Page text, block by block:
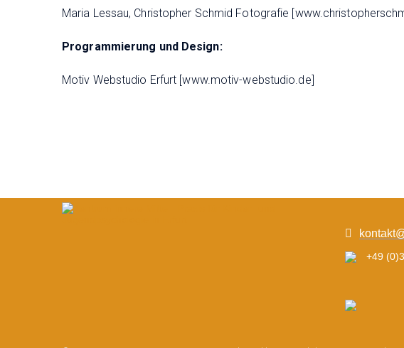
Maria Lessau, Christopher Schmid Fotografie
Programmierung und Design:
Motiv Webstudio Erfurt [www.motiv-webstudio.de]
+49